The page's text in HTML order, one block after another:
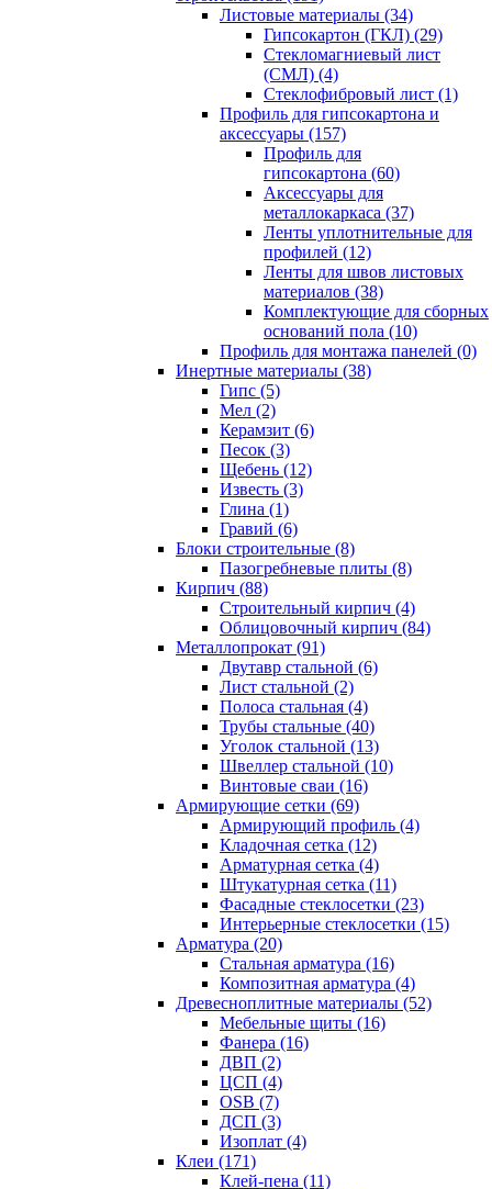
Листовые материалы (34)
Гипсокартон (ГКЛ) (29)
Стекломагниевый лист
(СМЛ) (4)
Cтеклофибровый лист (1)
Профиль для гипсокартона и
аксессуары (157)
Профиль для
гипсокартона (60)
Аксессуары для
металлокаркаса (37)
Ленты уплотнительные для
профилей (12)
Ленты для швов листовых
материалов (38)
Комплектующие для сборных
оснований пола (10)
Профиль для монтажа панелей (0)
Инертные материалы (38)
Гипс (5)
Мел (2)
Керамзит (6)
Песок (3)
Щебень (12)
Известь (3)
Глина (1)
Гравий (6)
Блоки строительные (8)
Пазогребневые плиты (8)
Кирпич (88)
Строительный кирпич (4)
Облицовочный кирпич (84)
Металлопрокат (91)
Двутавр стальной (6)
Лист стальной (2)
Полоса стальная (4)
Трубы стальные (40)
Уголок стальной (13)
Швеллер стальной (10)
Винтовые сваи (16)
Армирующие сетки (69)
Армирующий профиль (4)
Кладочная сетка (12)
Арматурная сетка (4)
Штукатурная сетка (11)
Фасадные стеклосетки (23)
Интерьерные стеклосетки (15)
Арматура (20)
Стальная арматура (16)
Композитная арматура (4)
Древесноплитные материалы (52)
Мебельные щиты (16)
Фанера (16)
ДВП (2)
ЦСП (4)
OSB (7)
ДСП (3)
Изоплат (4)
Клеи (171)
Клей-пена (11)